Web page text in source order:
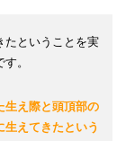
たということを実
。
生え際と頭頂部の
えてきたという